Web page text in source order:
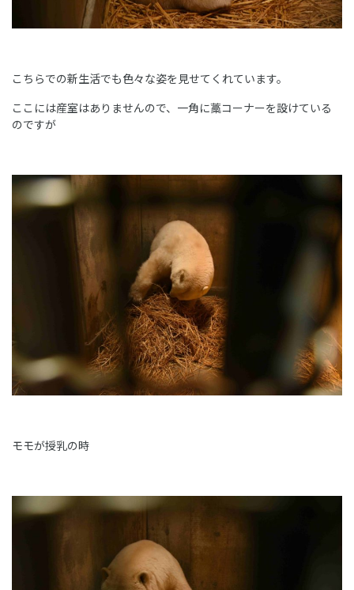
こちらでの新生活でも色々な姿を見せてくれています。
ここには産室はありませんので、一角に藁コーナーを設けている
のですが
モモが授乳の時